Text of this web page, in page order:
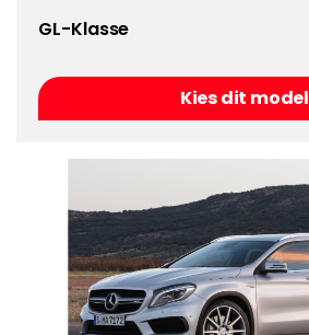
GL-Klasse
Kies dit model